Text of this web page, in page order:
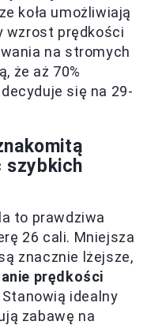
koła umożliwiają
wzrost prędkości
na stromych
że aż 70%
się na 29-
szybkich
to prawdziwa
26 cali. Mniejsza
znacznie lżejsze,
prędkości
Stanowią idealny
zabawę na